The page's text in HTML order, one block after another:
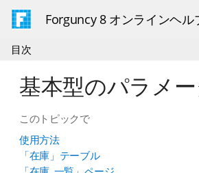
Forguncy 8 オンラインヘル
目次
基本型のパラメ
このトピックで
使用方法
「在庫」テーブル